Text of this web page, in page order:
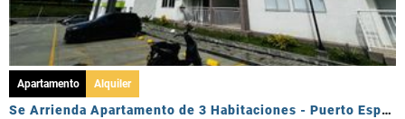
Apartamento Alquiler
Se Arrienda Apartamento de 3 Habitaciones - Puerto Espejo